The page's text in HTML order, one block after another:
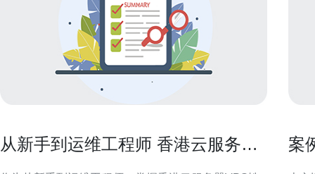
从新手到运维工程师 香港云服务器
案